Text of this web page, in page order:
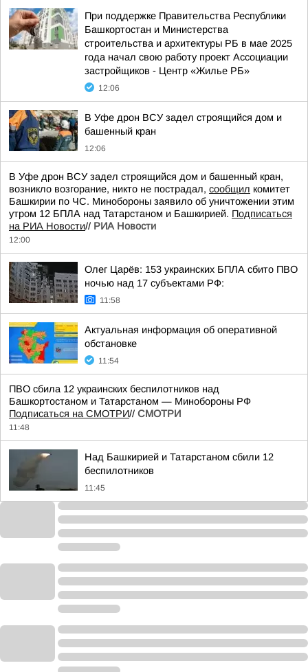
При поддержке Правительства Республики
Башкортостан и Министерства
строительства и архитектуры РБ в мае 2025
года начал свою работу проект Ассоциации
застройщиков - Центр «Жилье РБ»
12:06
В Уфе дрон ВСУ задел строящийся дом и
башенный кран
12:06
В Уфе дрон ВСУ задел строящийся дом и башенный кран,
возникло возгорание, никто не пострадал, сообщил комитет
Башкирии по ЧС. Минобороны заявило об уничтожении этим
утром 12 БПЛА над Татарстаном и Башкирией. Подписаться
на РИА Новости// РИА Новости
12:00
Олег Царёв: 153 украинских БПЛА сбито ПВО
ночью над 17 субъектами РФ:
11:58
Актуальная информация об оперативной
обстановке
11:54
ПВО сбила 12 украинских беспилотников над
Башкортостаном и Татарстаном — Минобороны РФ
Подписаться на СМОТРИ// СМОТРИ
11:48
Над Башкирией и Татарстаном сбили 12
беспилотников
11:45